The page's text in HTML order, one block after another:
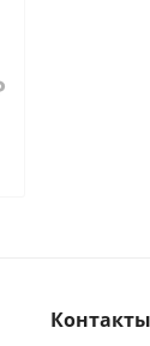
Контакты